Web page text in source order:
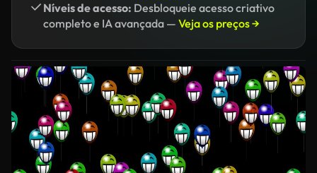
Níveis de acesso: Desbloqueie acesso criativo
completo e IA avançada — Veja os preços →